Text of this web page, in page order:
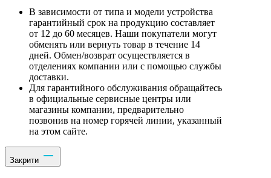
В зависимости от типа и модели устройства
гарантийный срок на продукцию составляет
от 12 до 60 месяцев. Наши покупатели могут
обменять или вернуть товар в течение 14
дней. Обмен/возврат осуществляется в
отделениях компании или с помощью службы
доставки.
Для гарантийного обслуживания обращайтесь
в официальные сервисные центры или
магазины компании, предварительно
позвонив на номер горячей линии, указанный
на этом сайте.
Закрити